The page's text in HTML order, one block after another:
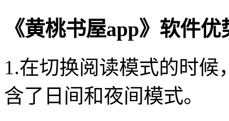
《黄桃书屋app》软件优
1.在切换阅读模式的时
含了日间和夜间模式。